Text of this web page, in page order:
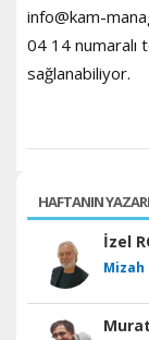
info@kam-
04 14 numaralı
sağlanabiliyor.
HAFTANIN
İzel
Mizah
Murat